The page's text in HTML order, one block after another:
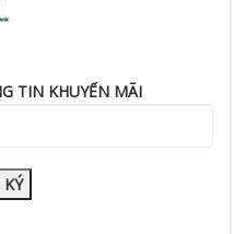
TIN KHUYẾN MÃI